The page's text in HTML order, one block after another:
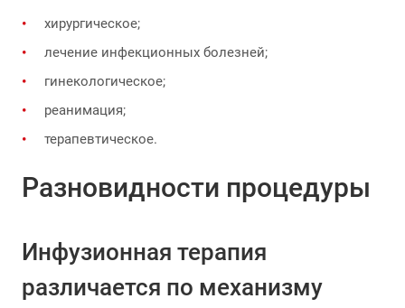
хирургическое;
лечение инфекционных болезней;
гинекологическое;
реанимация;
терапевтическое.
Разновидности процедуры
Инфузионная терапия
различается по механизму